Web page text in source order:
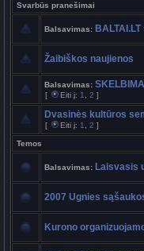
Svarbūs pranešimai
Balsavimas:
Žaibiškos naujienos
Balsavimas:
[ Eiti į: 1 2 ]
Dvasinės kultūros
[ Eiti į: 1 2 ]
Temos
Balsavimas: Laisvasis
2007 Ugnies
Kurono